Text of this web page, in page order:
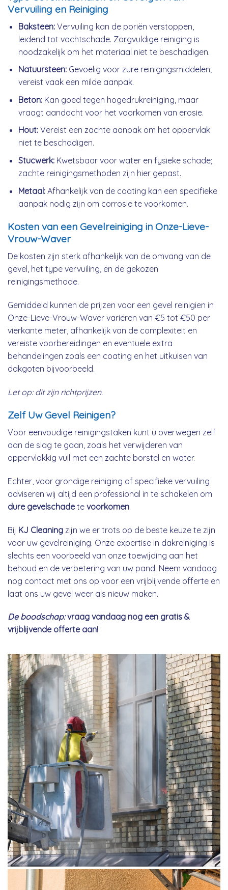
Vervuiling en Reiniging
Baksteen:Vervuiling kan de poriën verstoppen,
leidend tot vochtschade. Zorgvuldige reiniging is
noodzakelijk om het materiaal niet te beschadigen.
Natuursteen:Gevoelig voor zure reinigingsmiddelen;
vereist vaak een milde aanpak.
Beton:Kan goed tegen hogedrukreiniging, maar
vraagt aandacht voor het voorkomen van erosie.
Hout:Vereist een zachte aanpak om het oppervlak
niet te beschadigen.
Stucwerk:Kwetsbaar voor water en fysieke schade;
zachte reinigingsmethoden zijn hier gepast.
Metaal:Afhankelijk van de coating kan een specifieke
aanpak nodig zijn om corrosie te voorkomen.
Kosten van een Gevelreiniging in Onze-Lieve-
Vrouw-Waver
De kosten zijn sterk afhankelijk van de omvang van de
gevel, het type vervuiling, en de gekozen
reinigingsmethode.
Gemiddeld kunnen de prijzen voor een gevel reinigien in
Onze-Lieve-Vrouw-Waver variëren van €5 tot €50 per
vierkante meter, afhankelijk van de complexiteit en
vereiste voorbereidingen en eventuele extra
behandelingen zoals een coating en het uitkuisen van
dakgoten bijvoorbeeld.
Let op: dit zijn richtprijzen.
Zelf Uw Gevel Reinigen?
Voor eenvoudige reinigingstaken kunt u overwegen zelf
aan de slag te gaan, zoals het verwijderen van
oppervlakkig vuil met een zachte borstel en water.
Echter, voor grondige reiniging of specifieke vervuiling
adviseren wij altijd een professional in te schakelen om
dure gevelschadete voorkomen.
Bij KJ Cleaning zijn we er trots op de beste keuze te zijn
voor uw gevelreiniging. Onze expertise in dakreiniging is
slechts een voorbeeld van onze toewijding aan het
behoud en de verbetering van uw pand. Neem vandaag
nog contact met ons op voor een vrijblijvende offerte en
laat ons uw gevel weer als nieuw maken.
De boodschap:vraag vandaag nog een gratis &
vrijblijvende offerte aan!